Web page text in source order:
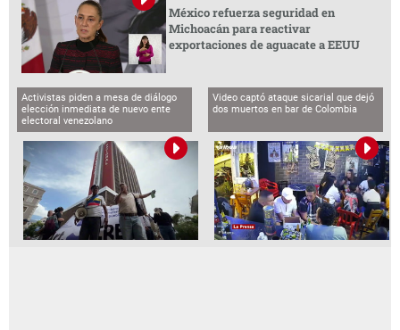
México refuerza seguridad en
Michoacán para reactivar
exportaciones de aguacate a EEUU
Activistas piden a mesa de diálogo
elección inmediata de nuevo ente
electoral venezolano
Video captó ataque sicarial que dejó
dos muertos en bar de Colombia